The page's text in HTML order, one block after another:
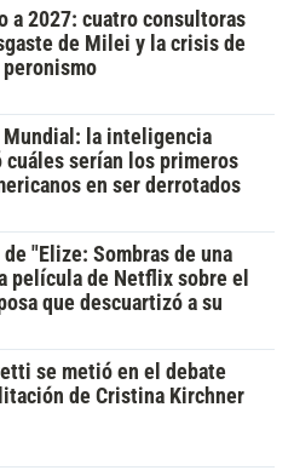
a 2027: cuatro consultoras
de Milei y la crisis de
peronismo
Mundial: la inteligencia
serían los primeros
en ser derrotados
"Elize: Sombras de una
película de Netflix sobre el
que descuartizó a su
se metió en el debate
de Cristina Kirchner